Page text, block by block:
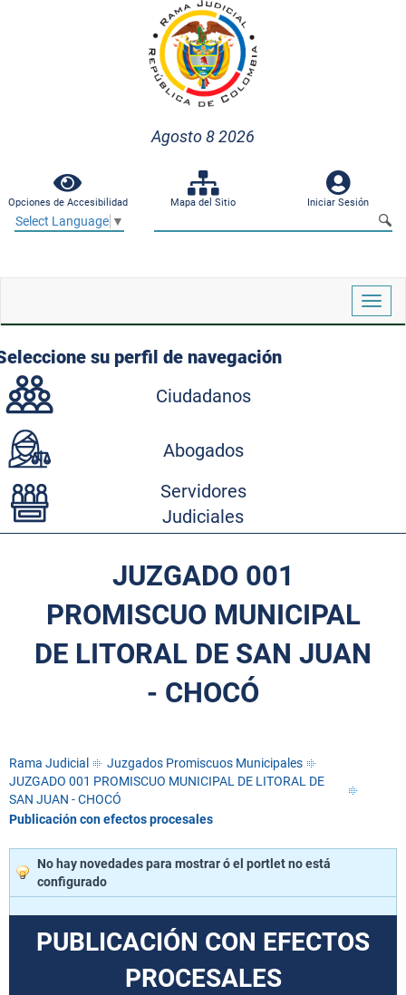
Agosto 8 2026
Opciones de Accesibilidad Mapa del Sitio Iniciar Sesión
Select Language ▼
su perfil de navegación
Ciudadanos
Abogados
Servidores
Judiciales
JUZGADO 001
PROMISCUO MUNICIPAL
DE LITORAL DE SAN JUAN
- CHOCÓ
Rama Judicial
Juzgados Promiscuos Municipales
JUZGADO 001 PROMISCUO MUNICIPAL DE LITORAL DE
SAN JUAN - CHOCÓ
Publicación con efectos procesales
No hay novedades para mostrar ó el portlet no está
configurado
PUBLICACIÓN CON EFECTOS
PROCESALES